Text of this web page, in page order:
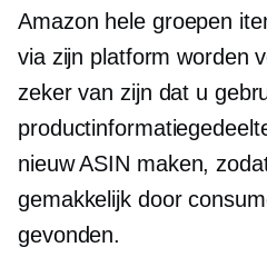
Amazon hele groepen
via zijn platform worden
zeker van zijn dat u
nieuw ASIN maken,
gemakkelijk door
gevonden.